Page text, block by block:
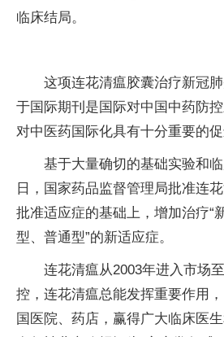
临床结局。
这项连花清瘟胶囊治疗新冠
于国际期刊是国际对中国中药防
对中医药国际化具有十分重要的促
基于大量确切的基础实验和
日，国家药品监督管理局批准连
批准适应症的基础上，增加治疗“
型、普通型”的新适应症。
连花清瘟从2003年进入市场
控，连花清瘟总能发挥重要作用
国医院、药店，赢得广大临床医